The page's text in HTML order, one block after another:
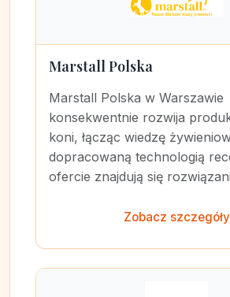
Marstall Polska
Marstall Polska w Warszawie
konsekwentnie rozwija
koni, łącząc wiedzę
dopracowaną technologią
ofercie znajdują się
Zobacz szczegóły